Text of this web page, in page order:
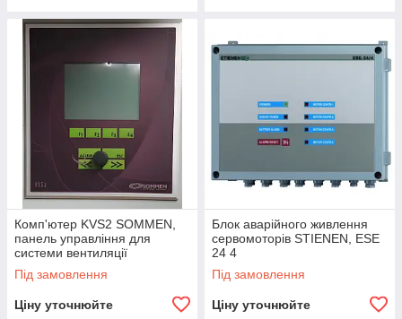
Комп'ютер KVS2 SOMMEN,
панель управління для
системи вентиляції
Під замовлення
Ціну уточнюйте
Блок аварійного живлення
сервомоторів STIENEN, ESE
24 4
Під замовлення
Ціну уточнюйте